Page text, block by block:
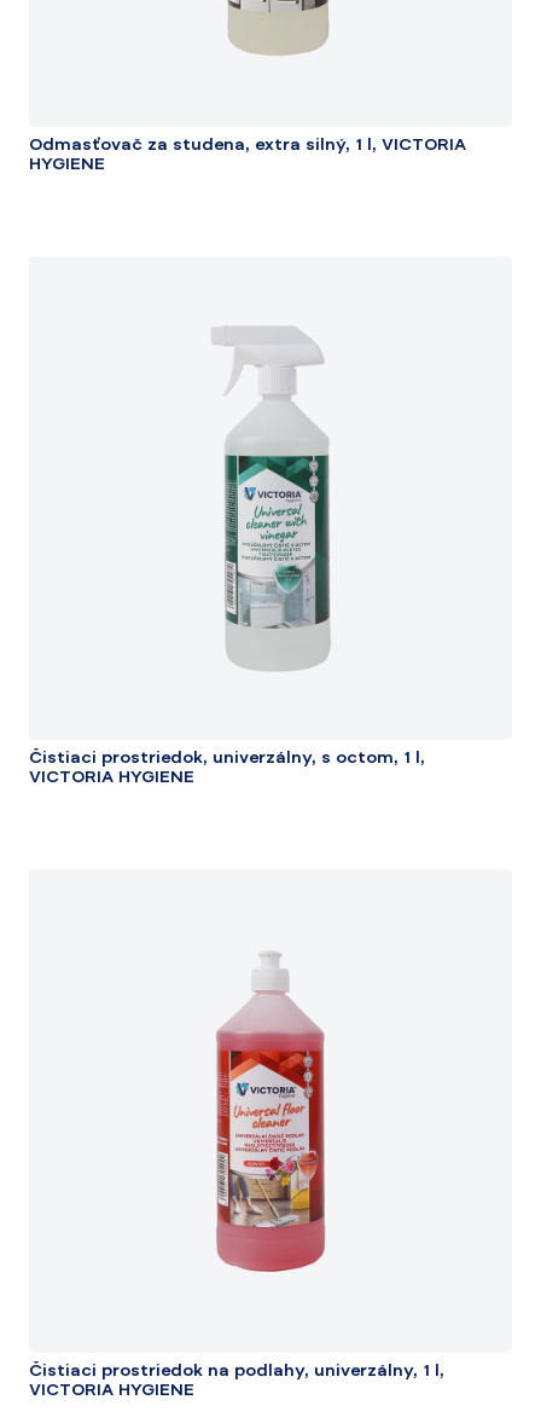
Odmasťovač za studena, extra silný, 1 l, VICTORIA
HYGIENE
Čistiaci prostriedok, univerzálny, s octom, 1 l,
VICTORIA HYGIENE
Čistiaci prostriedok na podlahy, univerzálny, 1 l,
VICTORIA HYGIENE